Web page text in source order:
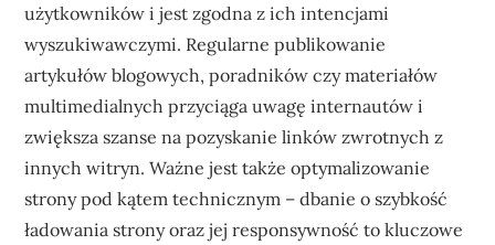
użytkowników i jest zgodna z ich intencjami
wyszukiwawczymi. Regularne publikowanie
artykułów blogowych, poradników czy materiałów
multimedialnych przyciąga uwagę internautów i
zwiększa szanse na pozyskanie linków zwrotnych z
innych witryn. Ważne jest także optymalizowanie
strony pod kątem technicznym – dbanie o szybkość
ładowania strony oraz jej responsywność to kluczowe